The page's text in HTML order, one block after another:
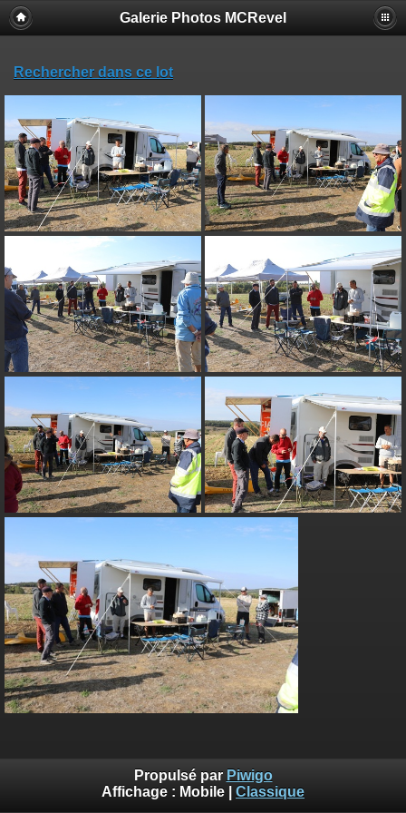
Galerie Photos MCRevel
Rechercher dans ce lot
Propulsé par Piwigo
Affichage : Mobile Classique